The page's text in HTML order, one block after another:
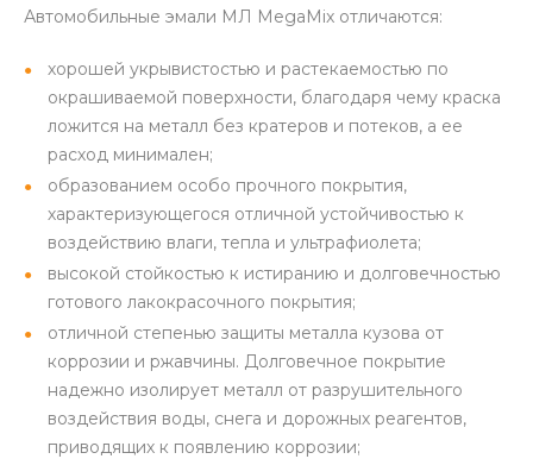
Автомобильные эмали МЛ MegaMix отличаются:
хорошей укрывистостью и растекаемостью по
окрашиваемой поверхности, благодаря чему краска
ложится на металл без кратеров и потеков, а ее
расход минимален;
образованием особо прочного покрытия,
характеризующегося отличной устойчивостью к
воздействию влаги, тепла и ультрафиолета;
высокой стойкостью к истиранию и долговечностью
готового лакокрасочного покрытия;
отличной степенью защиты металла кузова от
коррозии и ржавчины. Долговечное покрытие
надежно изолирует металл от разрушительного
воздействия воды, снега и дорожных реагентов,
приводящих к появлению коррозии;